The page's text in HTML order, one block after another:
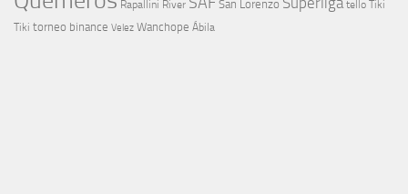
Rapallini River San Lorenzo tello Tiki
Tiki torneo binance Velez Wanchope Ábila